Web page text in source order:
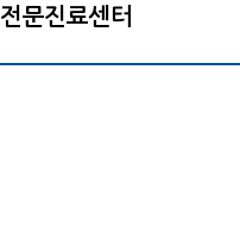
전문진료센터